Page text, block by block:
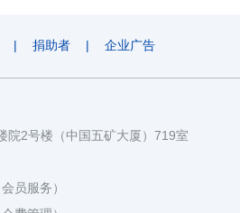
| 捐助者 | 企业广告
院2号楼（中国五矿大厦）719室
员服务）